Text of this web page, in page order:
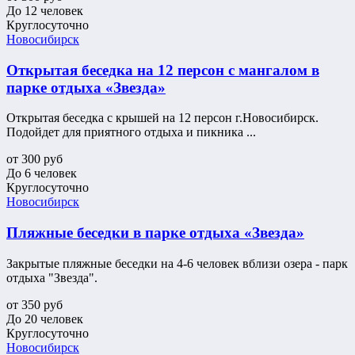
До 12 человек
Круглосуточно
Новосибирск
Открытая беседка на 12 персон с мангалом в
парке отдыха «Звезда»
Открытая беседка с крышей на 12 персон г.Новосибирск.
Подойдет для приятного отдыха и пикника ...
от 300 руб
До 6 человек
Круглосуточно
Новосибирск
Пляжные беседки в парке отдыха «Звезда»
Закрытые пляжные беседки на 4-6 человек вблизи озера - парк
отдыха "Звезда".
от 350 руб
До 20 человек
Круглосуточно
Новосибирск